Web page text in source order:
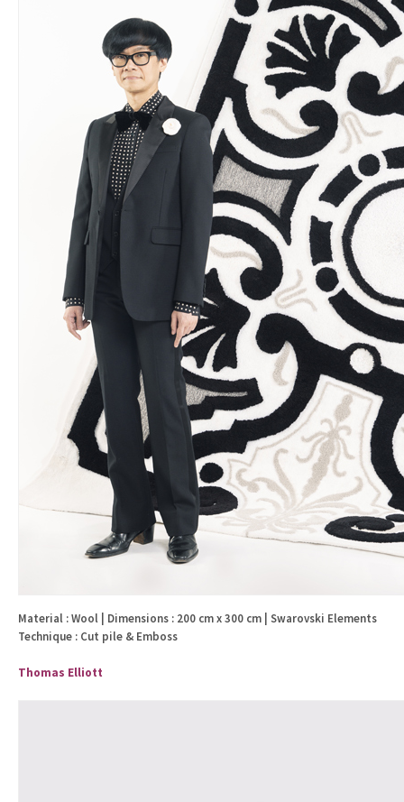
Material : Wool | Dimensions : 200 cm x 300 cm | Swarovski Elements
Technique : Cut pile & Emboss
Thomas Elliott